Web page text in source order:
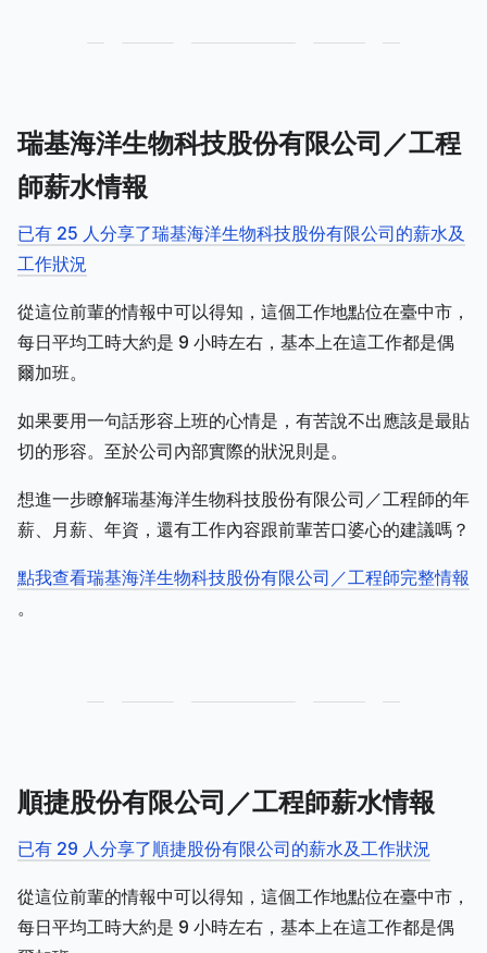
瑞基海洋生物科技股份有限公司／工程
師薪水情報
已有 25 人分享了瑞基海洋生物科技股份有限公司的薪水及
工作狀況
從這位前輩的情報中可以得知，這個工作地點位在臺中市，
每日平均工時大約是 9 小時左右，基本上在這工作都是偶
爾加班。
如果要用一句話形容上班的心情是，有苦說不出應該是最貼
切的形容。至於公司內部實際的狀況則是。
想進一步瞭解瑞基海洋生物科技股份有限公司／工程師的年
薪、月薪、年資，還有工作內容跟前輩苦口婆心的建議嗎？
點我查看瑞基海洋生物科技股份有限公司／工程師完整情報
。
順捷股份有限公司／工程師薪水情報
已有 29 人分享了順捷股份有限公司的薪水及工作狀況
從這位前輩的情報中可以得知，這個工作地點位在臺中市，
每日平均工時大約是 9 小時左右，基本上在這工作都是偶